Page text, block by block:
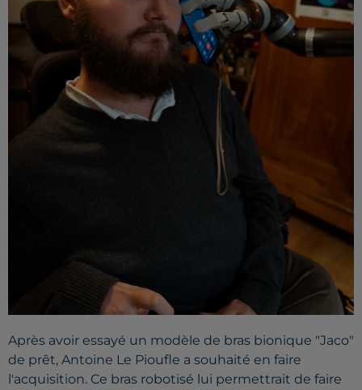
Après avoir essayé un modèle de bras bionique "Jaco"
de prêt, Antoine Le Pioufle a souhaité en faire
l'acquisition. Ce bras robotisé lui permettrait de faire